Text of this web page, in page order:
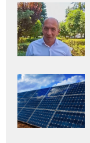
Adaugă
aici textul
pentru
subtitlu
Adaugă
aici textul
pentru
subtitlu